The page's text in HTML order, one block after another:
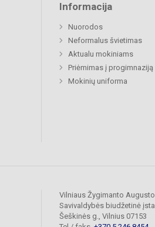
Informacija
Nuorodos
Neformalus švietimas
Aktualu mokiniams
Priėmimas į progimnaziją
Mokinių uniforma
Vilniaus Žygimanto
Savivaldybės biudžetinė
Šeškinės g., Vilnius 07153